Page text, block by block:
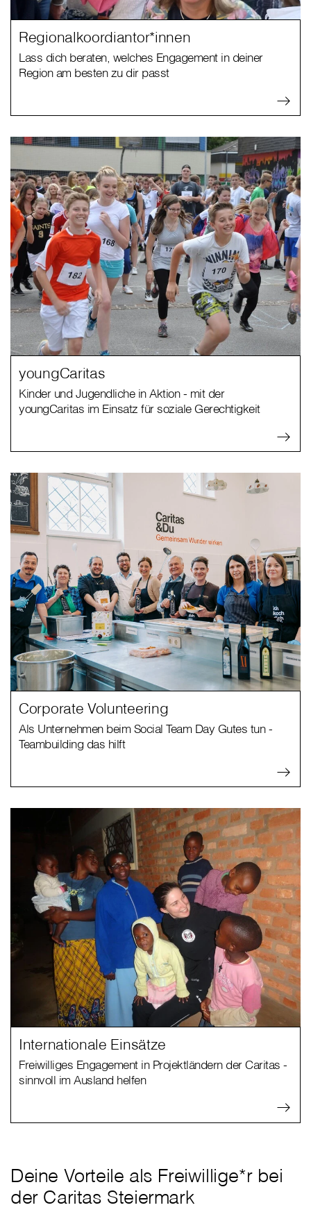
Regionalkoordiantor*innen
Lass dich beraten, welches Engagement in deiner
Region am besten zu dir passt
youngCaritas
Kinder und Jugendliche in Aktion - mit der
youngCaritas im Einsatz für soziale Gerechtigkeit
Corporate Volunteering
Als Unternehmen beim Social Team Day Gutes tun -
Teambuilding das hilft
Internationale Einsätze
Freiwilliges Engagement in Projektländern der Caritas -
sinnvoll im Ausland helfen
Deine Vorteile als Freiwillige*r bei
der Caritas Steiermark